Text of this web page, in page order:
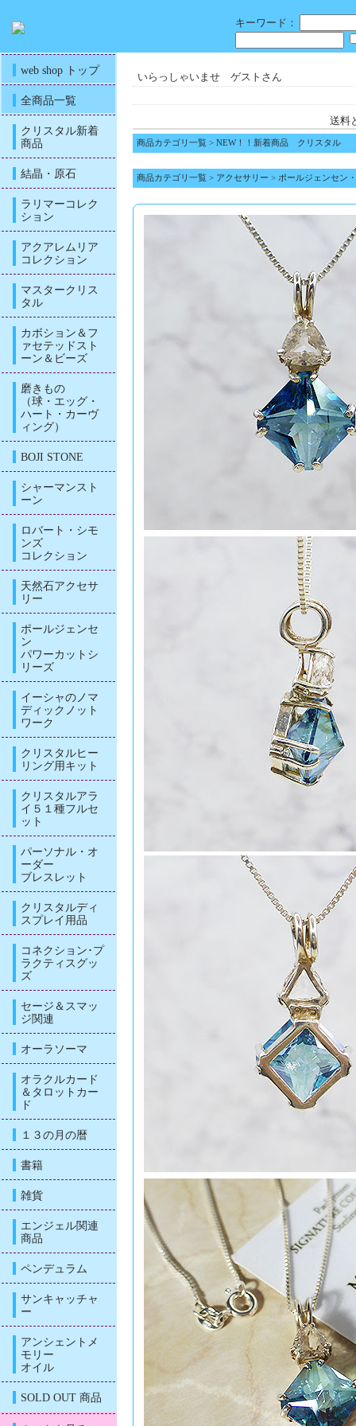
キーワード：
web shop トップ
全商品一覧
クリスタル新着
商品
結晶・原石
ラリマーコレク
ション
アクアレムリア
コレクション
マスタークリス
タル
カボション＆フ
ァセテッドスト
ーン＆ビーズ
磨きもの
（球・エッグ・
ハート・カーヴ
ィング）
BOJI STONE
シャーマンスト
ーン
ロバート・シモ
ンズ
コレクション
天然石アクセサ
リー
ポールジェンセ
ン
パワーカットシ
リーズ
イーシャのノマ
ディックノット
ワーク
クリスタルヒー
リング用キット
クリスタルアラ
イ５１種フルセ
ット
パーソナル・オ
ーダー
ブレスレット
クリスタルディ
スプレイ用品
コネクション･プ
ラクティスグッ
ズ
セージ＆スマッ
ジ関連
オーラソーマ
オラクルカード
＆タロットカー
ド
１３の月の暦
書籍
雑貨
エンジェル関連
商品
ペンデュラム
サンキャッチャ
ー
アンシェントメ
モリー
オイル
SOLD OUT 商品
いらっしゃいませ ゲストさん
送料
商品カテゴリ一覧 > NEW！！新着商品 クリスタル
商品カテゴリ一覧 > アクセサリー > ポールジェンセン